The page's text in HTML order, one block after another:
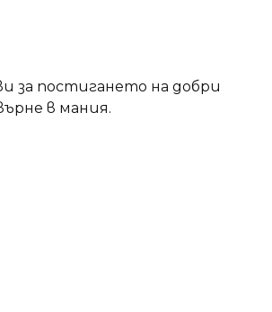
за постигането на добри
в мания.